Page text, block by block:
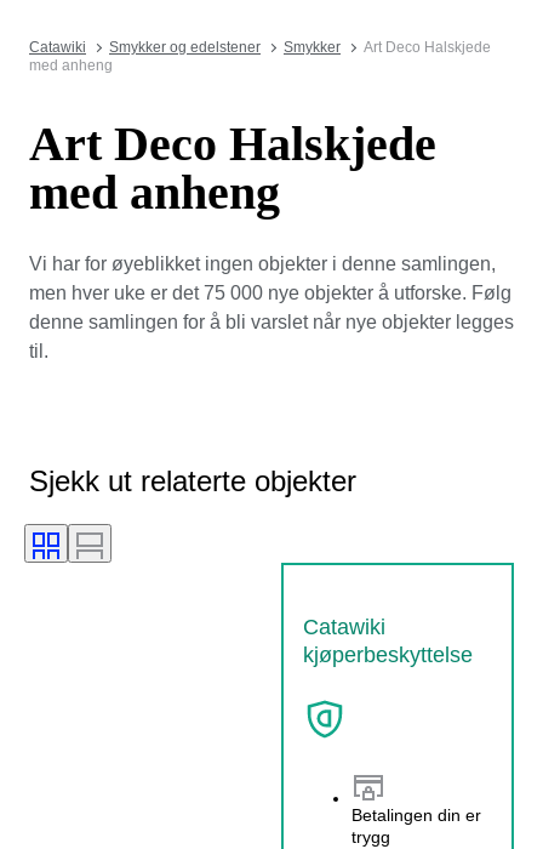
Catawiki Smykker og edelstener Smykker
Art Deco Halskjede
med anheng
Art Deco Halskjede
med anheng
Vi har for øyeblikket ingen objekter i denne samlingen,
men hver uke er det 75 000 nye objekter å utforske. Følg
denne samlingen for å bli varslet når nye objekter legges
til.
Sjekk ut relaterte objekter
Catawiki
kjøperbeskyttelse
Betalingen din er
trygg